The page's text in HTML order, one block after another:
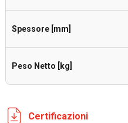
Spessore [mm]
Peso Netto [kg]
Certificazioni